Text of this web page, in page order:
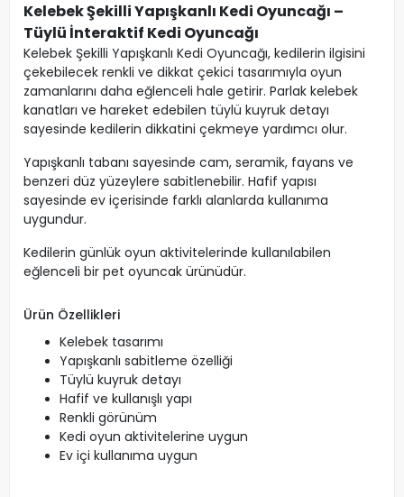
Kelebek Şekilli Yapışkanlı Kedi Oyuncağı –
Tüylü İnteraktif Kedi Oyuncağı
Kelebek Şekilli Yapışkanlı Kedi Oyuncağı, kedilerin ilgisini
çekebilecek renkli ve dikkat çekici tasarımıyla oyun
zamanlarını daha eğlenceli hale getirir. Parlak kelebek
kanatları ve hareket edebilen tüylü kuyruk detayı
sayesinde kedilerin dikkatini çekmeye yardımcı olur.
Yapışkanlı tabanı sayesinde cam, seramik, fayans ve
benzeri düz yüzeylere sabitlenebilir. Hafif yapısı
sayesinde ev içerisinde farklı alanlarda kullanıma
uygundur.
Kedilerin günlük oyun aktivitelerinde kullanılabilen
eğlenceli bir pet oyuncak ürünüdür.
Ürün Özellikleri
Kelebek tasarımı
Yapışkanlı sabitleme özelliği
Tüylü kuyruk detayı
Hafif ve kullanışlı yapı
Renkli görünüm
Kedi oyun aktivitelerine uygun
Ev içi kullanıma uygun